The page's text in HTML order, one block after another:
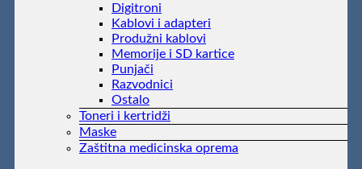
Digitroni
Kablovi i adapteri
Produžni kablovi
Memorije i SD kartice
Punjači
Razvodnici
Ostalo
Toneri i kertridži
Maske
Zaštitna medicinska oprema